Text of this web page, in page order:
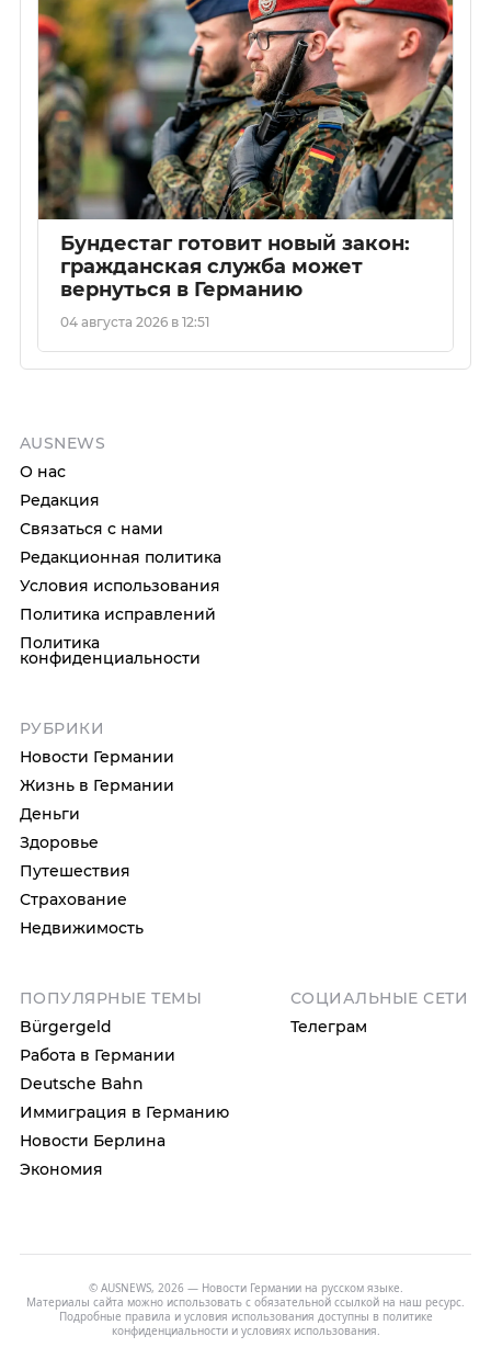
Бундестаг готовит новый закон:
гражданская служба может
вернуться в Германию
04 августа 2026 в 12:51
AUSNEWS
О нас
Редакция
Связаться с нами
Редакционная политика
Условия использования
Политика исправлений
Политика
конфиденциальности
РУБРИКИ
Новости Германии
Жизнь в Германии
Деньги
Здоровье
Путешествия
Страхование
Недвижимость
ПОПУЛЯРНЫЕ ТЕМЫ
Bürgergeld
Работа в Германии
Deutsche Bahn
Иммиграция в Германию
Новости Берлина
Экономия
СОЦИАЛЬНЫЕ СЕТИ
Телеграм
© AUSNEWS, 2026 — Новости Германии на русском языке.
Материалы сайта можно использовать с обязательной ссылкой на наш ресурс.
Подробные правила и условия использования доступны в политике
конфиденциальностии условиях использования.